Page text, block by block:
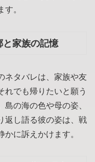
。
と家族の記憶
ネタバレは、家族や友
れでも帰りたいと願う
の海の色や母の姿、
返し語る彼の姿は、戦
に訴えかけます。